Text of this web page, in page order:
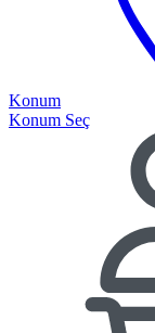
Konum
Konum Seç